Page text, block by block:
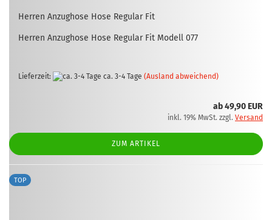
Her­ren An­zug­ho­se Hose Re­gu­lar Fit
Her­ren An­zug­ho­se Hose Re­gu­lar Fit Mo­dell 077
Lieferzeit: ca. 3-4 Tage (Ausland abweichend)
ab 49,90 EUR
inkl. 19% MwSt. zzgl. Versand
ZUM ARTIKEL
TOP